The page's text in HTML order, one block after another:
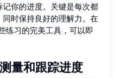
记你的进度。关键是每次都
时保持良好的理解力。在
练习的完美工具，可以即
量和跟踪进度